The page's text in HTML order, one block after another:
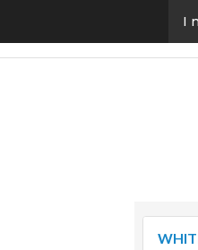
I
Chief Financial &